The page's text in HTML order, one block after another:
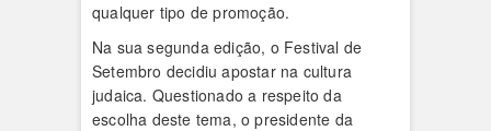
qualquer tipo de promoção.
Na sua segunda edição, o Festival de
Setembro decidiu apostar na cultura
judaica. Questionado a respeito da
escolha deste tema, o presidente da